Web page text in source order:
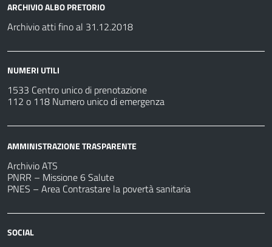
ARCHIVIO ALBO PRETORIO
Archivio atti fino al 31.12.2018
NUMERI UTILI
1533 Centro unico di prenotazione
112 o 118 Numero unico di emergenza
AMMINISTRAZIONE TRASPARENTE
Archivio ATS
PNRR – Missione 6 Salute
PNES – Area Contrastare la povertà sanitaria
SOCIAL